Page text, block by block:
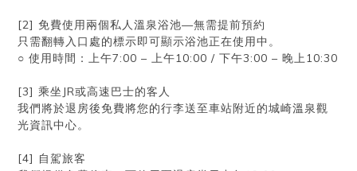
[2] 免費使用兩個私人溫泉浴池—無需提前預約
只需翻轉入口處的標示即可顯示浴池正在使用中。
○ 使用時間：上午7:00 – 上午10:00 / 下午3:00 – 晚上10:30
[3] 乘坐JR或高速巴士的客人
我們將於退房後免費將您的行李送至車站附近的城崎溫泉觀
光資訊中心。
[4] 自駕旅客